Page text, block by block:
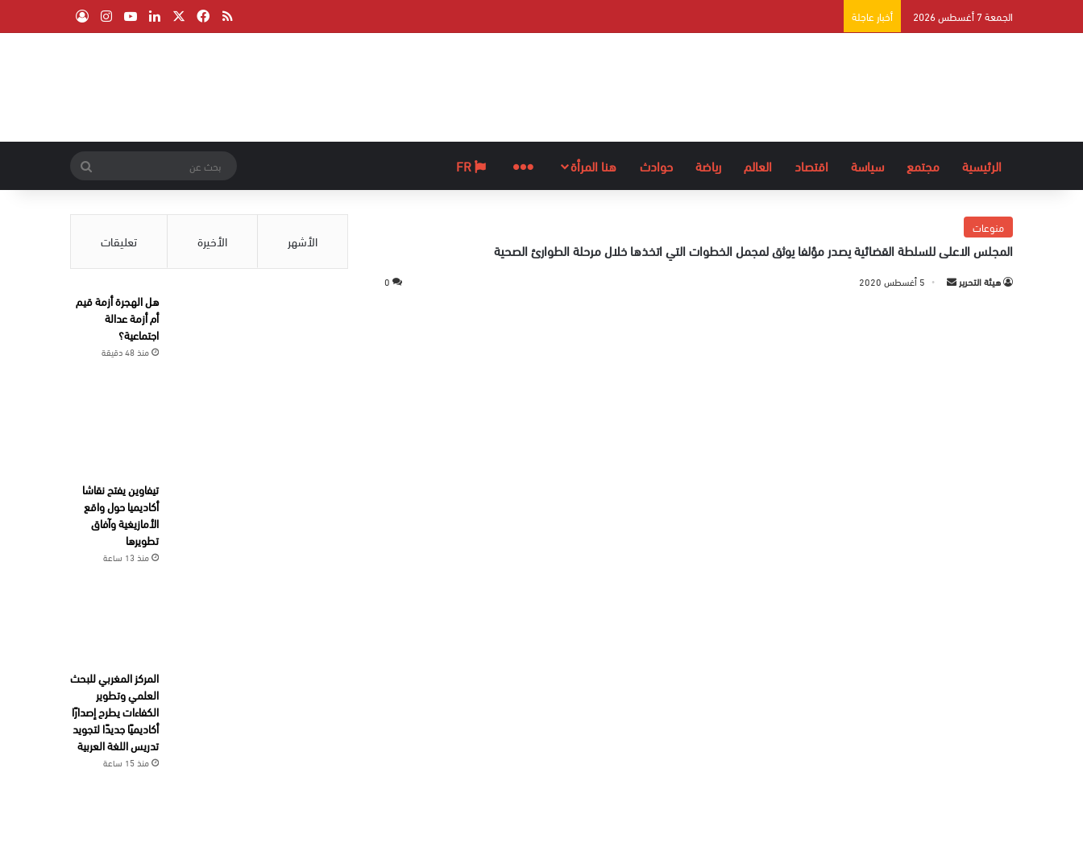
الجمعة 7 أغسطس 2026 أخبار عاجلة ملخص الموقع RSS
فيسبوك لينكدإن ‫YouTube
انستقرام
الرئيسية مجتمع سياسة اقتصاد العالم رياضة حوادث هنا المرأة المزيد
عن
منوعات
المجلس الاعلى للسلطة القضائية يصدر مؤلفا يوثق لمجمل الخطوات التي اتخذها خلال مرحلة الطوارئ الصحية
هيئة التحرير 5 أغسطس 2020 0
الأشهر الأخيرة تعليقات
هل الهجرة أزمة قيم
أم أزمة عدالة
اجتماعية؟
منذ 48 دقيقة
تيفاوين يفتح نقاشا
أكاديميا حول واقع
الأمازيغية وآفاق
تطويرها
منذ 13 ساعة
المركز المغربي للبحث
العلمي وتطوير
الكفاءات يطرح إصدارًا
أكاديميًا جديدًا لتجويد
تدريس اللغة العربية
منذ 15 ساعة